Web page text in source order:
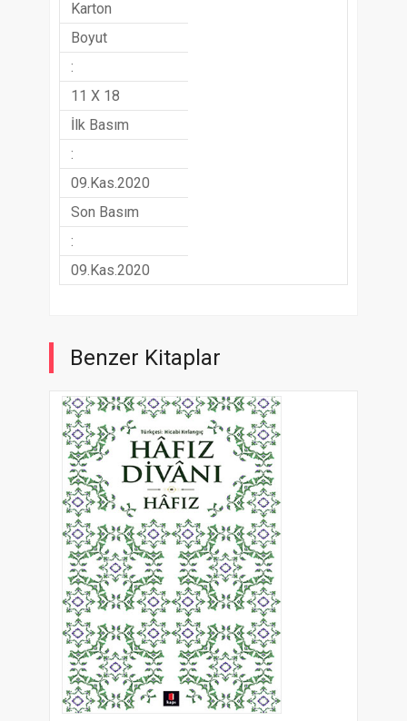
Karton
Boyut
:
11 X 18
İlk Basım
:
09.Kas.2020
Son Basım
:
09.Kas.2020
Benzer Kitaplar